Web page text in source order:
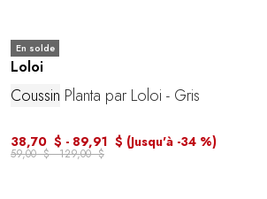
En solde
Loloi
Coussin Planta par Loloi - Gris
38,70 $ - 89,91 $ (Jusqu'à -34 %)
59,00 $ - 129,00 $